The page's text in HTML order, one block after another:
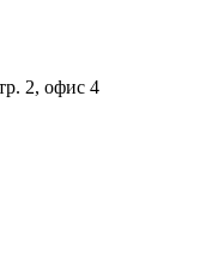
2, офис 4